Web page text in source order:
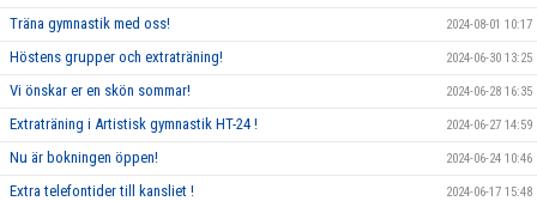
Träna gymnastik med oss! 2024-08-01 10:17
Höstens grupper och extraträning! 2024-06-30 13:25
Vi önskar er en skön sommar! 2024-06-28 16:35
Extraträning i Artistisk gymnastik HT-24 ! 2024-06-27 14:59
Nu är bokningen öppen! 2024-06-24 10:46
Extra telefontider till kansliet ! 2024-06-17 15:48